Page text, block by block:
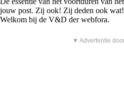
jouw post. Zij ook! Zij deden ook wat!
Welkom bij de V&D der webfora.
▼ Advertentie